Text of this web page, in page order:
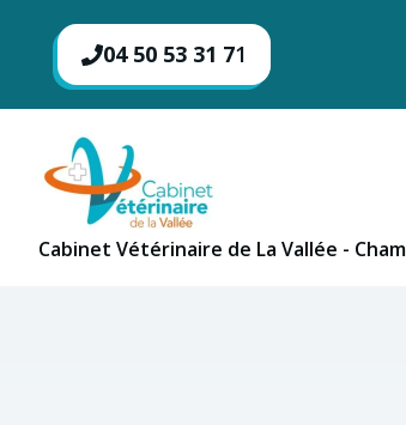
contenu
04 50 53 31 71
Cabinet Vétérinaire de La Vallée -